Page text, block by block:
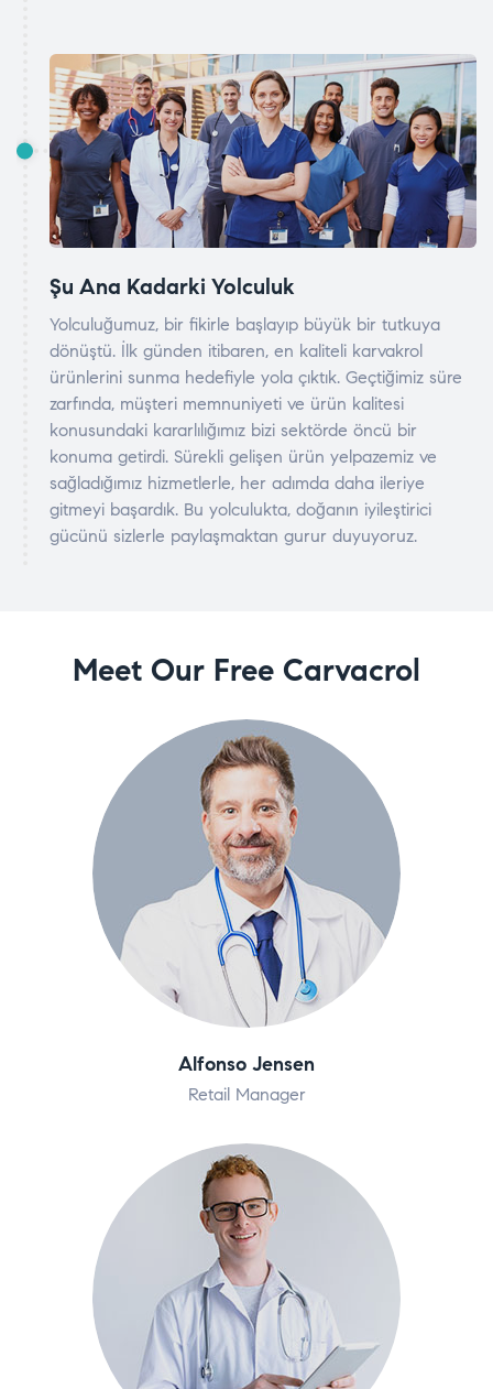
Şu Ana Kadarki Yolculuk
Yolculuğumuz, bir fikirle başlayıp büyük bir tutkuya
dönüştü. İlk günden itibaren, en kaliteli karvakrol
ürünlerini sunma hedefiyle yola çıktık. Geçtiğimiz süre
zarfında, müşteri memnuniyeti ve ürün kalitesi
konusundaki kararlılığımız bizi sektörde öncü bir
konuma getirdi. Sürekli gelişen ürün yelpazemiz ve
sağladığımız hizmetlerle, her adımda daha ileriye
gitmeyi başardık. Bu yolculukta, doğanın iyileştirici
gücünü sizlerle paylaşmaktan gurur duyuyoruz.
Meet Our Free Carvacrol
Alfonso Jensen
Retail Manager